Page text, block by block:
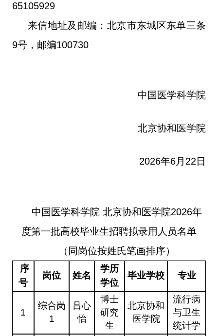
65105929
来信地址及邮编：北京市东城区东单三条
9号，邮编100730
中国医学科学院
北京协和医学院
2026年6月22 日
中国医学科学院 北京协和医学院2026年
度第一批高校毕业生招聘拟录用人员名单
（同岗位按姓氏笔画排序）
序
号
岗位 姓名
学历
学位
毕业学校 专业
1
综合岗
1
吕心
怡
博士
研究
生
北京协和
医学院
流行病
与卫生
统计学